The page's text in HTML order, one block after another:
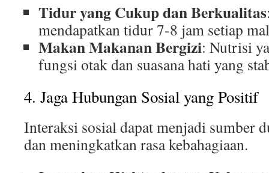
Tidur yang Cukup dan Berkualitas
mendapatkan tidur 7-8 jam setiap
Makan Makanan Bergizi: Nutrisi
fungsi otak dan suasana hati yang
4. Jaga Hubungan Sosial yang Positif
Interaksi sosial dapat menjadi sumber
dan meningkatkan rasa kebahagiaan.